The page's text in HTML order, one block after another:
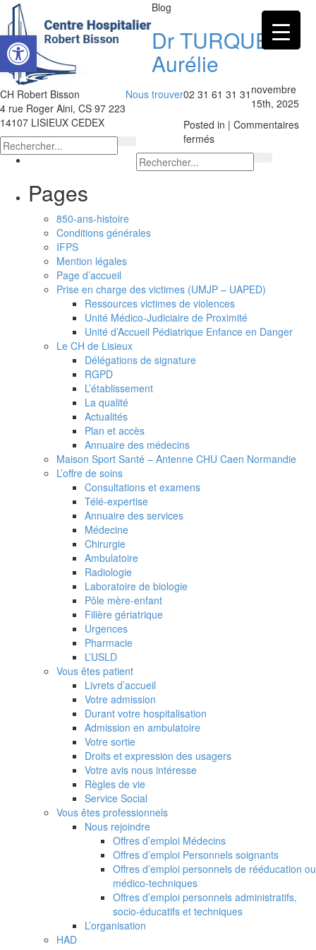
Ouvrir la barre d’outils
CH Robert Bisson
4 rue Roger Aini, CS 97 223
14107 LISIEUX CEDEX
Nous trouver02 31 61 31 31
Blog
Dr TURQUETIL
Aurélie
novembre
15th, 2025
Posted in | Commentaires
ferméssur
Dr
Pages
850-ans-histoire
Conditions générales
IFPS
Mention légales
Page d’accueil
Prise en charge des victimes (UMJP – UAPED)
Ressources victimes de violences
Unité Médico-Judiciaire de Proximité
Unité d’Accueil Pédiatrique Enfance en Danger
Le CH de Lisieux
Délégations de signature
RGPD
L’établissement
La qualité
Actualités
Plan et accès
Annuaire des médecins
Maison Sport Santé – Antenne CHU Caen Normandie
L’offre de soins
Consultations et examens
Télé-expertise
Annuaire des services
Médecine
Chirurgie
Ambulatoire
Radiologie
Laboratoire de biologie
Pôle mère-enfant
Filière gériatrique
Urgences
Pharmacie
L’USLD
Vous êtes patient
Livrets d’accueil
Votre admission
Durant votre hospitalisation
Admission en ambulatoire
Votre sortie
Droits et expression des usagers
Votre avis nous intéresse
Règles de vie
Service Social
Vous êtes professionnels
Nous rejoindre
Offres d’emploi Médecins
Offres d’emploi Personnels soignants
Offres d’emploi personnels de rééducation ou
médico-techniques
Offres d’emploi personnels administratifs,
socio-éducatifs et techniques
L’organisation
HAD